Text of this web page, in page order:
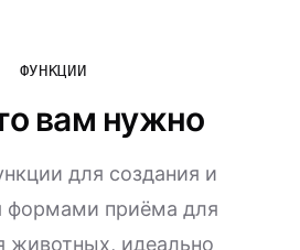
ФУНКЦИИ
вам нужно
для создания и
формами приёма для
животных, идеально